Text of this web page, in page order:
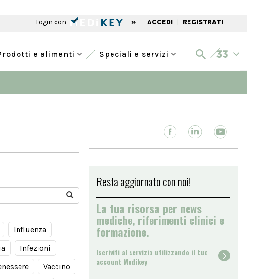
Login con » ACCEDI | REGISTRATI
e alimenti Speciali e servizi
Influenza
Infezioni
Vaccino
Resta aggiornato con noi!
La tua risorsa per news
mediche, riferimenti clinici e
formazione.
Iscriviti al servizio utilizzando il tuo
account Medikey